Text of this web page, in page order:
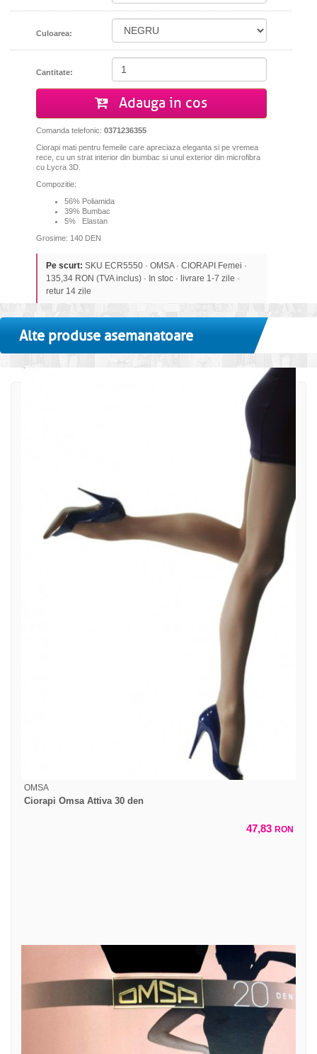
Culoarea:
Cantitate:
Adauga in cos
Comanda telefonic: 0371236355
Ciorapi mati pentru femeile care apreciaza eleganta si pe vremea
rece, cu un strat interior din bumbac si unul exterior din microfibra
cu Lycra 3D.
Compozitie:
56% Poliamida
39% Bumbac
5% Elastan
Grosime: 140 DEN
Pe scurt: SKU ECR5550 · OMSA · CIORAPI Femei ·
135,34 RON (TVA inclus) · In stoc · livrare 1-7 zile ·
retur 14 zile
Alte produse asemanatoare
OMSA
Ciorapi Omsa Attiva 30 den
47,83 RON